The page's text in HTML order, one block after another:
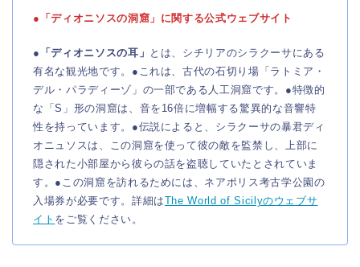
●「ディオニソスの洞窟」に関する公式ウェブサイト
● 「ディオニソスの耳」 とは、シチリアのシラクーサにある
有名な観光地です。●これは、古代の石切り場「ラトミア・
デル・パラディーゾ」の一部である人工洞窟です。●特徴的
な「S」形の洞窟は、音を16倍に増幅する驚異的な音響特
性を持っています。●伝説によると、シラクーサの暴君ディ
オニュソスは、この洞窟を使って彼の敵を監禁し、上部に
隠された小部屋から彼らの話を盗聴していたとされていま
す。●この洞窟を訪れるためには、ネアポリス考古学公園の
入場券が必要です。詳細はThe World of Sicilyのウェブサ
イト をご覧ください。